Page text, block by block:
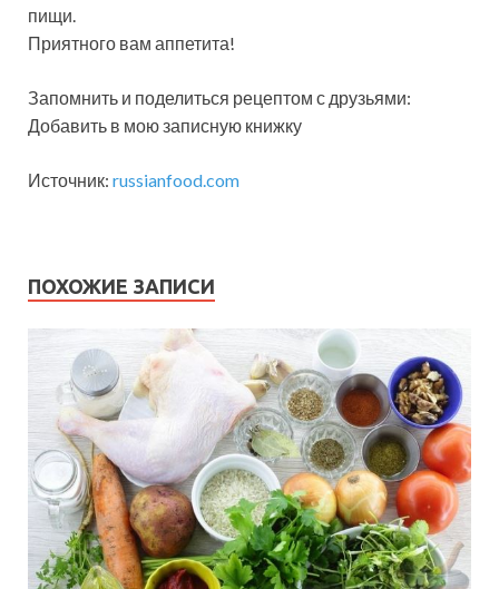
пищи.
Приятного вам аппетита!
Запомнить и поделиться рецептом с друзьями:
Добавить в мою записную книжку
Источник: russianfood.com
ПОХОЖИЕ ЗАПИСИ